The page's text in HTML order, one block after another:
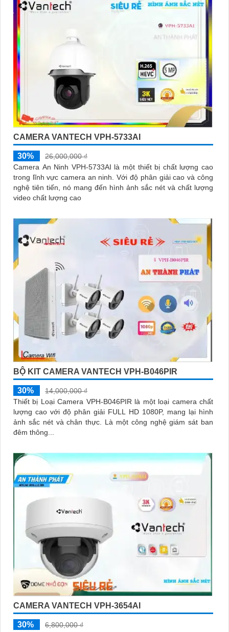
CAMERA VANTECH VPH-5733AI
30%
26,000,000 ₫
Camera An Ninh VPH-5733AI là một thiết bị chất lượng cao
trong lĩnh vực camera an ninh. Với độ phân giải cao và công
nghệ tiên tiến, nó mang đến hình ảnh sắc nét và chất lượng
video chất lượng cao
BỘ KIT CAMERA VANTECH VPH-B046PIR
30%
14,000,000 ₫
Thiết bị Loại Camera VPH-B046PIR là một loại camera chất
lượng cao với độ phân giải FULL HD 1080P, mang lại hình
ảnh sắc nét và chân thực. Là một công nghệ giám sát ban
đêm thông...
CAMERA VANTECH VPH-3654AI
30%
6,800,000 ₫